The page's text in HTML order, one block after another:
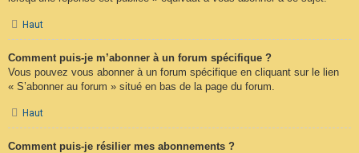
Haut
Comment puis-je m’abonner à un forum spécifique ?
Vous pouvez vous abonner à un forum spécifique en cliquant sur le lien
« S’abonner au forum » situé en bas de la page du forum.
Haut
Comment puis-je résilier mes abonnements ?